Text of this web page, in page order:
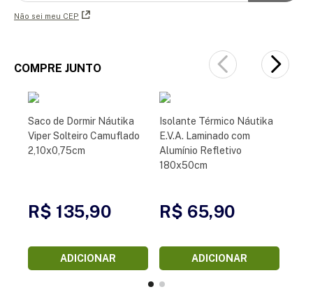
Não sei meu CEP
COMPRE JUNTO
Saco de Dormir Náutika
Viper Solteiro Camuflado
2,10x0,75cm
R$ 135,90
ADICIONAR
Isolante Térmico Náutika
E.V.A. Laminado com
Alumínio Refletivo
180x50cm
R$ 65,90
ADICIONAR